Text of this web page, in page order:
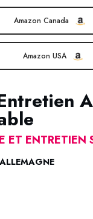
Amazon Canada
Amazon USA
ET ENTRETIEN